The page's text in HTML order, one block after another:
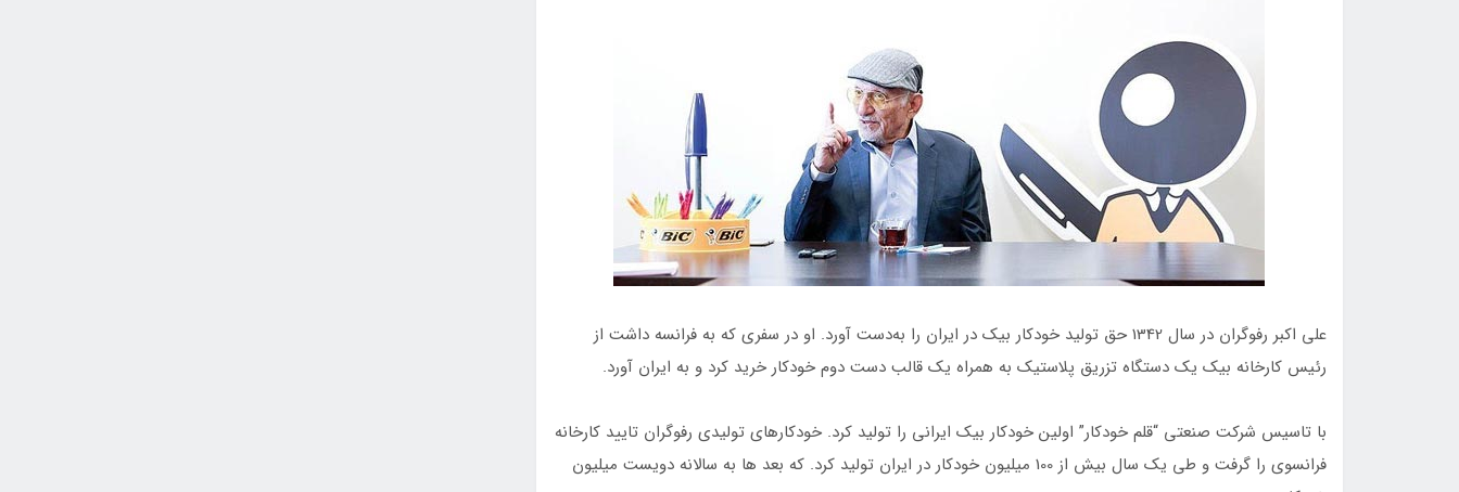
علی اکبر رفوگران در سال 1342 حق تولید خودکار بیک در ایران را به‌دست آورد. او در سفری که به فرانسه داشت از
رئیس کارخانه بیک یک دستگاه تزریق پلاستیک به همراه یک قالب دست دوم خودکار خرید کرد و به ایران آورد.
با تاسیس شرکت صنعتی “قلم خودکار” اولین خودکار بیک ایرانی را تولید کرد. خودکارهای تولیدی رفوگران تایید کارخانه
فرانسوی را گرفت و طی یک سال بیش از 100 میلیون خودکار در ایران تولید کرد. که بعد ها به سالانه دویست میلیون